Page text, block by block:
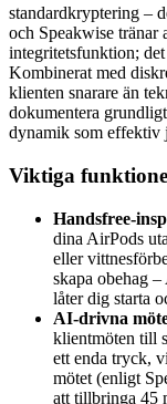
standardkryptering –
och Speakwise tränar
integritetsfunktion;
Kombinerat med
klienten snarare än
dokumentera
dynamik som effektiv
Viktiga
Handsfree-
dina AirPods
eller
skapa obehag
låter dig starta
AI-drivna
klientmöten till
ett enda tryck,
mötet (enligt
att tillbringa 45